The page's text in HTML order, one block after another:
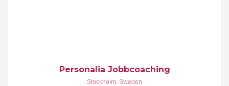
Personalia Jobbcoaching
Stockholm, Sweden